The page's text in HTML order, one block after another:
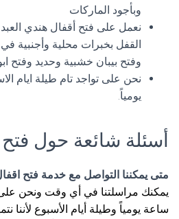
وبأجود الماركات
نعمل على فتح أقفال هندي
القفل بخبرات محلية وأجنبية في
وفتح بيبان خشبية وحديد وفتح
يومياً.
أسئلة شائعة حول فتح
متى يمكننا التواصل مع خدمة فتح
ساعة يومياً وطيلة أيام الأسبوع لأننا